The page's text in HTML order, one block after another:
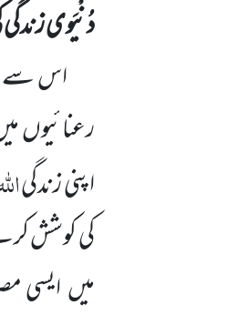
دُنْیَوی
اس سے
رعنائیوں
اپنی زندگی
کی کوشش
میں ایسی